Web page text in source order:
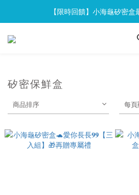
官網會員首次下單現折
【限時回饋】小海龜矽密
官網會員首次下單現折
矽密保鮮盒
商品排序 每